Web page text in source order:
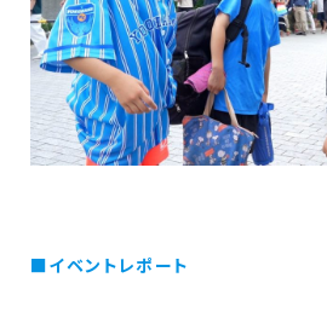
■イベントレポート